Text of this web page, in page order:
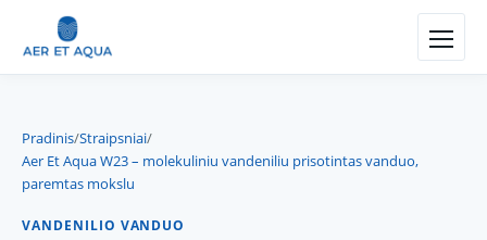
Pradinis/Straipsniai/
Aer Et Aqua W23 – molekuliniu vandeniliu prisotintas vanduo,
paremtas mokslu
VANDENILIO VANDUO